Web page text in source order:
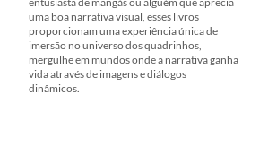
uma boa narrativa visual, esses livros
proporcionam uma experiência única de
imersão no universo dos quadrinhos,
mergulhe em mundos onde a narrativa ganha
vida através de imagens e diálogos
dinâmicos.